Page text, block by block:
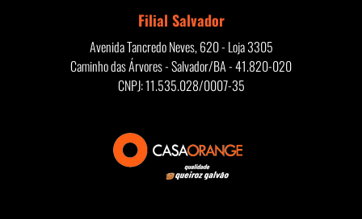
Filial Salvador
Avenida Tancredo Neves, 620 - Loja 3305
Caminho das Árvores - Salvador/BA - 41.820-020
CNPJ: 11.535.028/0007-35